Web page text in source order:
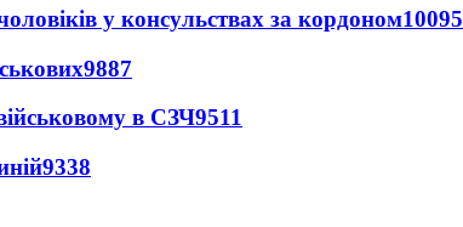
у консульствах за кордоном10095
9887
в СЗЧ9511
9338